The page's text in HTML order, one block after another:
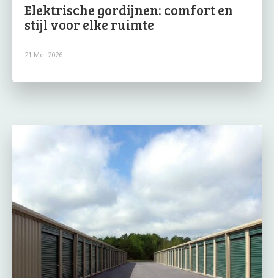
Elektrische gordijnen: comfort en
stijl voor elke ruimte
21 Mei 2026